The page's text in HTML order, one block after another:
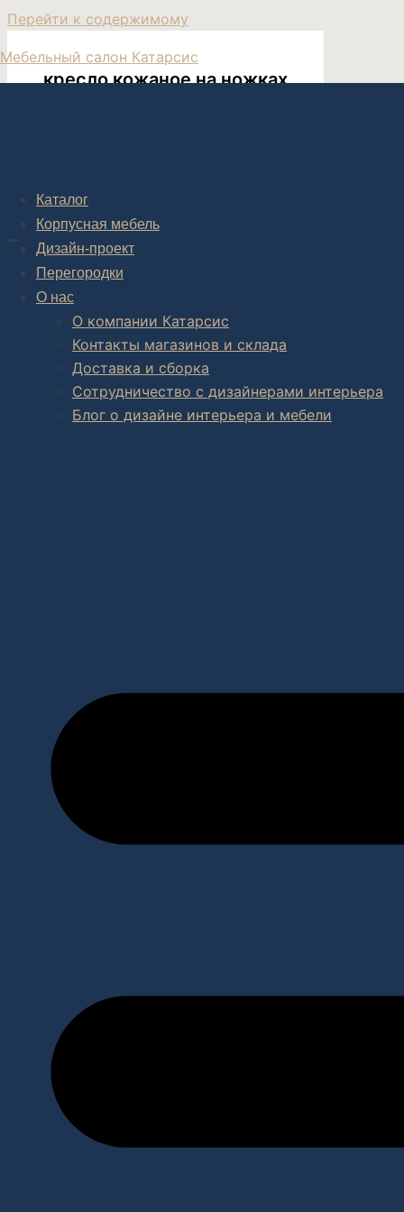
Перейти к содержимому
Мебельный салон Катарсис
Каталог
Корпусная мебель
Дизайн-проект
Перегородки
О нас
О компании Катарсис
Контакты магазинов и склада
Доставка и сборка
Сотрудничество с дизайнерами интерьера
Блог о дизайне интерьера и мебели
кресло кожаное на ножках
Post navigation
НАЗАД
Кресло на ножках Bici с подлокотниками
Комплексное обустройство интерьера: замер, подготовка
В салоне мебели интернет магазине дизайнерской